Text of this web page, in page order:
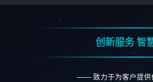
创新服务 智
—— 致力于为客户提供